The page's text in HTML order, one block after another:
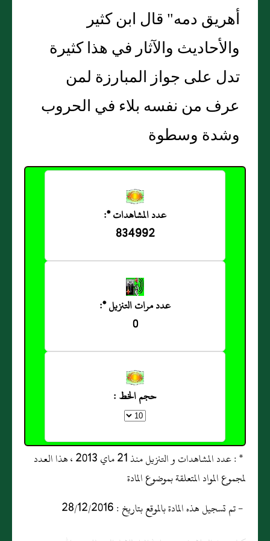
أهريق دمه" قال ابن كثير
والأحاديث والآثار في هذا كثيرة
تدل على جواز المبارزة لمن
عرف من نفسه بلاء في الحروب
وشدة وسطوة
عدد المشاهدات *:
834992
عدد مرات التنزيل *:
0
حجم الخط :
* : عدد المشاهدات و التنزيل منذ 21 ماي 2013 ، هذا العدد
لمجموع المواد المتعلقة بموضوع المادة
- تم تسجيل هذه المادة بالموقع بتاريخ : 28/12/2016